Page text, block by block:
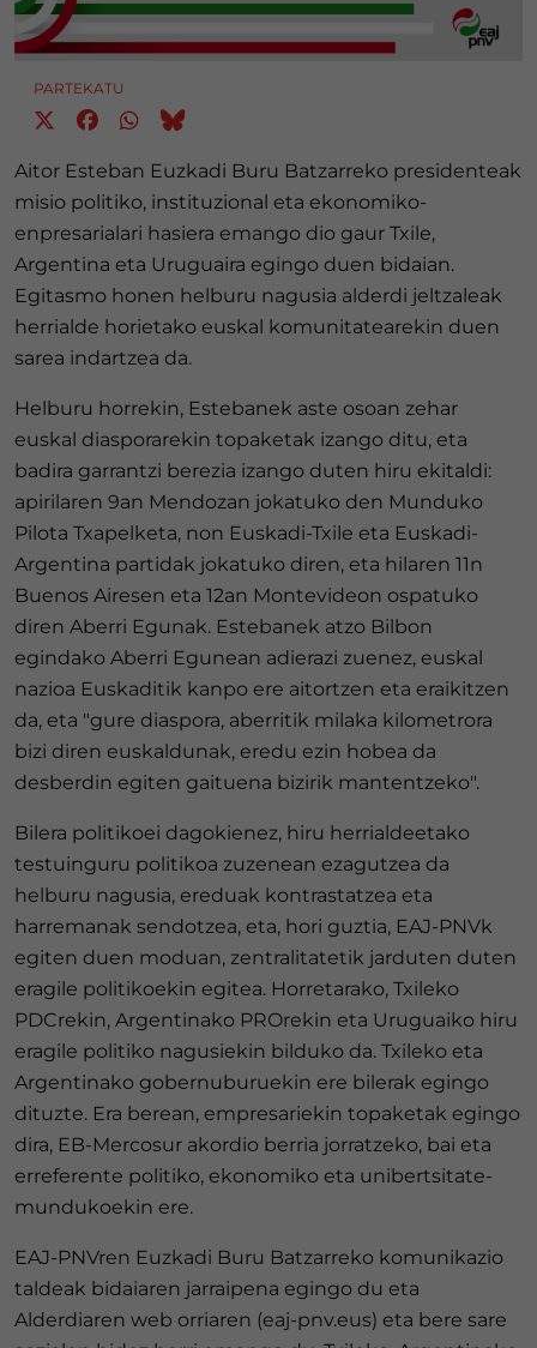
PARTEKATU
Aitor Esteban Euzkadi Buru Batzarreko presidenteak
misio politiko, instituzional eta ekonomiko-
enpresarialari hasiera emango dio gaur Txile,
Argentina eta Uruguaira egingo duen bidaian.
Egitasmo honen helburu nagusia alderdi jeltzaleak
herrialde horietako euskal komunitatearekin duen
sarea indartzea da.
Helburu horrekin, Estebanek aste osoan zehar
euskal diasporarekin topaketak izango ditu, eta
badira garrantzi berezia izango duten hiru ekitaldi:
apirilaren 9an Mendozan jokatuko den Munduko
Pilota Txapelketa, non Euskadi-Txile eta Euskadi-
Argentina partidak jokatuko diren, eta hilaren 11n
Buenos Airesen eta 12an Montevideon ospatuko
diren Aberri Egunak. Estebanek atzo Bilbon
egindako Aberri Egunean adierazi zuenez, euskal
nazioa Euskaditik kanpo ere aitortzen eta eraikitzen
da, eta "gure diaspora, aberritik milaka kilometrora
bizi diren euskaldunak, eredu ezin hobea da
desberdin egiten gaituena bizirik mantentzeko".
Bilera politikoei dagokienez, hiru herrialdeetako
testuinguru politikoa zuzenean ezagutzea da
helburu nagusia, ereduak kontrastatzea eta
harremanak sendotzea, eta, hori guztia, EAJ-PNVk
egiten duen moduan, zentralitatetik jarduten duten
eragile politikoekin egitea. Horretarako, Txileko
PDCrekin, Argentinako PROrekin eta Uruguaiko hiru
eragile politiko nagusiekin bilduko da. Txileko eta
Argentinako gobernuburuekin ere bilerak egingo
dituzte. Era berean, empresariekin topaketak egingo
dira, EB-Mercosur akordio berria jorratzeko, bai eta
erreferente politiko, ekonomiko eta unibertsitate-
mundukoekin ere.
EAJ-PNVren Euzkadi Buru Batzarreko komunikazio
taldeak bidaiaren jarraipena egingo du eta
Alderdiaren web orriaren (eaj-pnv.eus) eta bere sare